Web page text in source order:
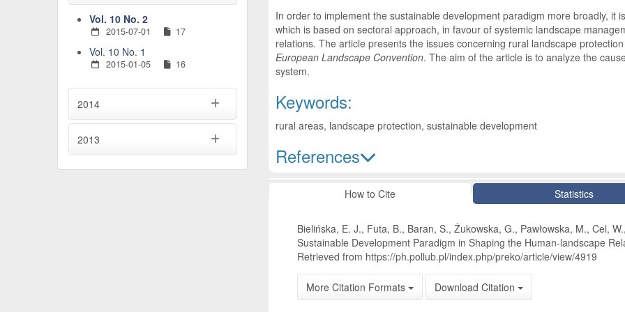
Vol. 10 No. 2
2015-07-01 17
Vol. 10 No. 1
2015-01-05 16
2014
2013
In order to implement the sustainable development paradigm more broadly, it
which is based on sectoral approach, in favour of systemic landscape
relations. The article presents the issues concerning rural landscape
European Landscape Convention. The aim of the article is to analyze the
system.
Keywords:
rural areas, landscape protection, sustainable development
References
Article Details
How to Cite Statistics
Bielińska, E. J., Futa, B., Baran, S., Żukowska, G., Pawłowska, M., Cel,
Sustainable Development Paradigm in Shaping the Human-landscape
Retrieved from https://ph.pollub.pl/index.php/preko/article/view/4919
More Citation Formats Download Citation